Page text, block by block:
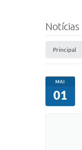
Notícias
Principal
MAI
01